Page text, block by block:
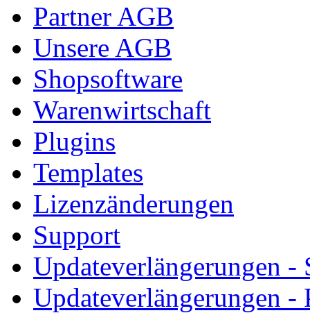
Partner AGB
Unsere AGB
Shopsoftware
Warenwirtschaft
Plugins
Templates
Lizenzänderungen
Support
Updateverlängerungen -
Updateverlängerungen -